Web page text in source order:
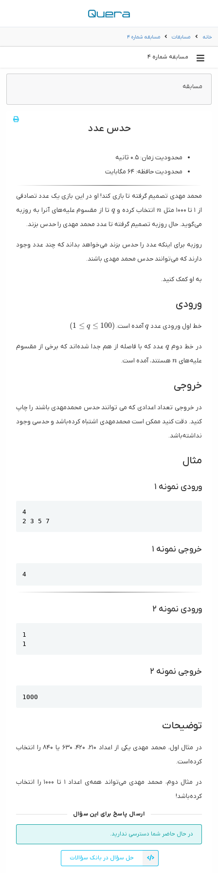
خانه مسابقات مسابقه شماره ۴
مسابقه شماره ۴
مسابقه
حدس عدد
محدودیت زمان: ۰.۵ ثانیه
محدودیت حافظه: ۶۴ مگابایت
محمد مهدی تصمیم گرفته تا بازی کند! او در این بازی یک عدد تصادفی
از ۱ تا ۱۰۰۰ مثل
n انتخاب کرده و
q
q تا از مقسوم علیه‌های آنرا به روزبه
می‌گوید. حال روزبه تصمیم گرفته تا عدد محمد مهدی را حدس بزند.
روزبه برای اینکه عدد را حدس بزند می‌خواهد بداند که چند عدد وجود
دارند که می‌توانند حدس محمد مهدی باشند.
به او کمک کنید.
ورودی
خط اول ورودی عددq
qآمده است.
(1 \leq q \leq 100)
(1 ≤ q ≤ 100)
در خط دومq
qعدد که با فاصله از هم جدا شده‌اند که برخی از مقسوم
علیه‌های n هستند، آمده است.
خروجی
در خروجی تعداد اعدادی که می توانند حدس محمدمهدی باشند را چاپ
کنید. دقت کنید ممکن است محمدمهدی اشتباه کرده‌باشد و حدسی وجود
نداشته‌باشد.
مثال
ورودی نمونه ۱
4
2 3 5 7
خروجی نمونه ۱
4
ورودی نمونه ۲
1
1
خروجی نمونه ۲
1000
توضیحات
در مثال اول، محمد مهدی یکی از اعداد ۲۱۰، ۴۲۰، ۶۳۰ یا ۸۴۰ را انتخاب
کرده‌است.
در مثال دوم، محمد مهدی می‌تواند همه‌ی اعداد ۱ تا ۱۰۰۰ را انتخاب
کرده‌باشد!
ارسال پاسخ برای این سؤال
در حال حاضر شما دسترسی ندارید.
حل سؤال در بانک سؤالات